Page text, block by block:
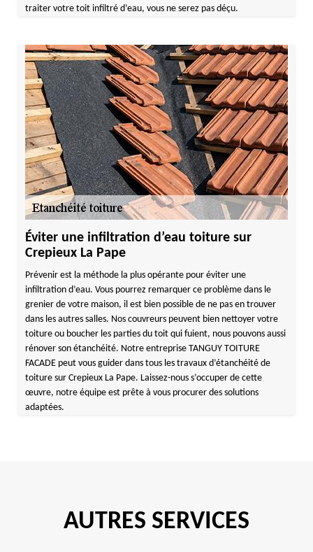
traiter votre toit infiltré d’eau, vous ne serez pas déçu.
Éviter une infiltration d’eau toiture sur
Crepieux La Pape
Prévenir est la méthode la plus opérante pour éviter une
infiltration d’eau. Vous pourrez remarquer ce problème dans le
grenier de votre maison, il est bien possible de ne pas en trouver
dans les autres salles. Nos couvreurs peuvent bien nettoyer votre
toiture ou boucher les parties du toit qui fuient, nous pouvons aussi
rénover son étanchéité. Notre entreprise TANGUY TOITURE
FACADE peut vous guider dans tous les travaux d’étanchéité de
toiture sur Crepieux La Pape. Laissez-nous s’occuper de cette
œuvre, notre équipe est prête à vous procurer des solutions
adaptées.
AUTRES SERVICES